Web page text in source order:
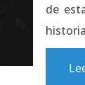
de